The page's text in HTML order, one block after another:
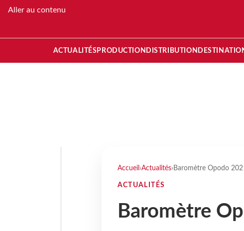
Aller au contenu
ACTUALITÉS PRODUCTION DISTRIBUTION
Accueil ›Actualités› Baromètre Opodo
ACTUALITÉS
Baromètre